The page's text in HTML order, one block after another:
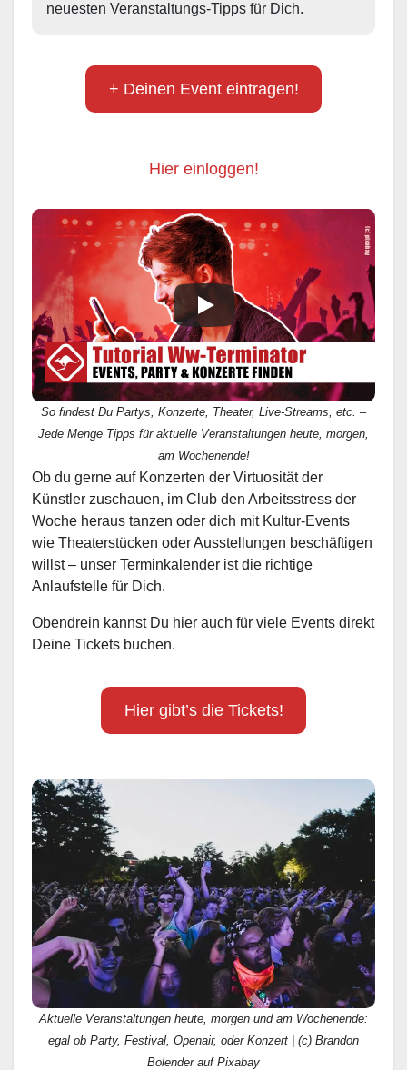
neuesten Veranstaltungs-Tipps für Dich.
+ Deinen Event eintragen!
Hier einloggen!
So findest Du Partys, Konzerte, Theater, Live-Streams, etc. –
Jede Menge Tipps für aktuelle Veranstaltungen heute, morgen,
am Wochenende!
Ob du gerne auf Konzerten der Virtuosität der
Künstler zuschauen, im Club den Arbeitsstress der
Woche heraus tanzen oder dich mit Kultur-Events
wie Theaterstücken oder Ausstellungen beschäftigen
willst – unser Terminkalender ist die richtige
Anlaufstelle für Dich.
Obendrein kannst Du hier auch für viele Events direkt
Deine Tickets buchen.
Hier gibt’s die Tickets!
Aktuelle Veranstaltungen heute, morgen und am Wochenende:
egal ob Party, Festival, Openair, oder Konzert | (c) Brandon
Bolender auf Pixabay